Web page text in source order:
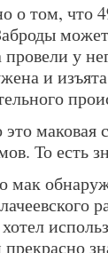
о том, что
у
и
это
То есть
мак